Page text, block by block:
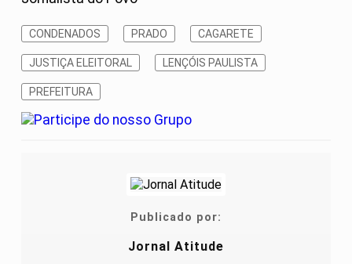
CONDENADOS PRADO CAGARETE
JUSTIÇA ELEITORAL LENÇÓIS PAULISTA
PREFEITURA
Publicado por:
Jornal Atitude